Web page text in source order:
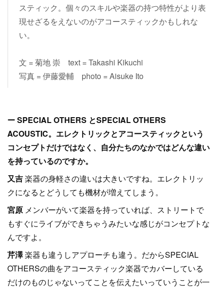
スティック。個々のスキルや楽器の持つ特性がより表
現せざるをえないのがアコースティックかもしれな
い。
文 = 菊地 崇 text = Takashi Kikuchi
写真 = 伊藤愛輔 photo = Aisuke Ito
ー SPECIAL OTHERS とSPECIAL OTHERS
ACOUSTIC。エレクトリックとアコースティックという
コンセプトだけではなく、自分たちのなかではどんな違い
を持っているのですか。
又吉楽器の身軽さの違いは大きいですね。エレクトリッ
クになるとどうしても機材が増えてしまう。
宮原 メンバーがいて楽器を持っていれば、ストリートで
もすぐにライブができちゃうみたいな感じがコンセプトな
んですよ。
芹澤楽器も違うしアプローチも違う。だからSPECIAL
OTHERSの曲をアコースティック楽器でカバーしている
だけのものじゃないってことを伝えたいっていうことが一